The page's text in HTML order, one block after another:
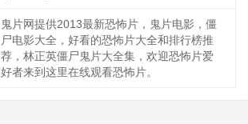
鬼片网提供2013最新恐怖片，鬼片电影，僵
尸电影大全，好看的恐怖片大全和排行榜推
荐，林正英僵尸鬼片大全集，欢迎恐怖片爱
好者来到这里在线观看恐怖片。